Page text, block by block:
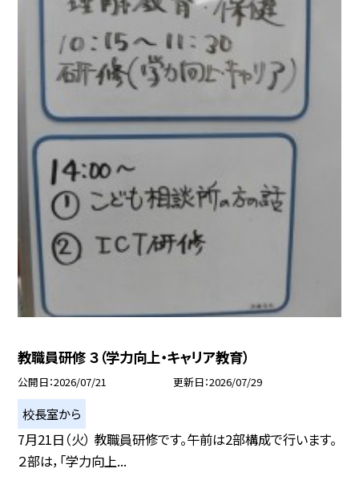
教職員研修 ３（学力向上・キャリア教育）
公開日 2026/07/21 更新日 2026/07/29
校長室から
7月21日（火） 教職員研修です。午前は2部構成で行います。
２部は，「学力向上...